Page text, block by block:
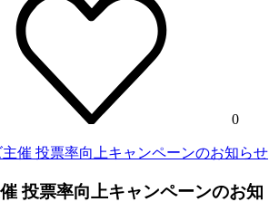
0
催 投票率向上キャンペーンのお知らせ
投票率向上キャンペーンのお知